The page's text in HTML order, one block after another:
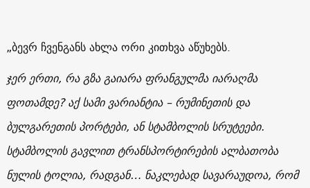
„ბევრ ჩვენგანს ახლა ორი კითხვა აწუხებს.
ჯერ ერთი, რა გზა გაიარა ფრანგულმა იარაღმა
ფოთამდე? აქ სამი ვარიანტია – რუმინეთის და
ბულგარეთის პორტები, ან სტამბოლის სრუტეები.
სტამბოლის გავლით ტრანსპორტირების ალბათობა
ნულის ტოლია, რადგან… ნაკლებად სავარაუდოა, რომ